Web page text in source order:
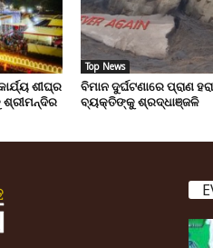
ଶୀଘ୍ର
ଶ୍ରୀମନ୍ଦିର
Top News
ବିମାନ ଦୁର୍ଘଟଣାରେ ପ୍ରାଣ
ବ୍ୟକ୍ତିଙ୍କୁ ଶ୍ରଦ୍ଧାଞ୍ଜଳି